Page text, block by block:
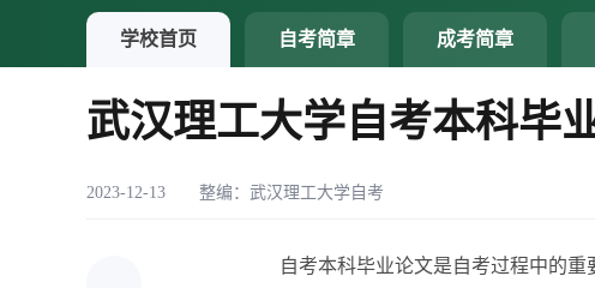
学校首页 自考简章 成考简章
武汉理工大学自考本科毕
2023-12-13 整编： 武汉理工大学自考
自考本科毕业论文是自考过程中的重